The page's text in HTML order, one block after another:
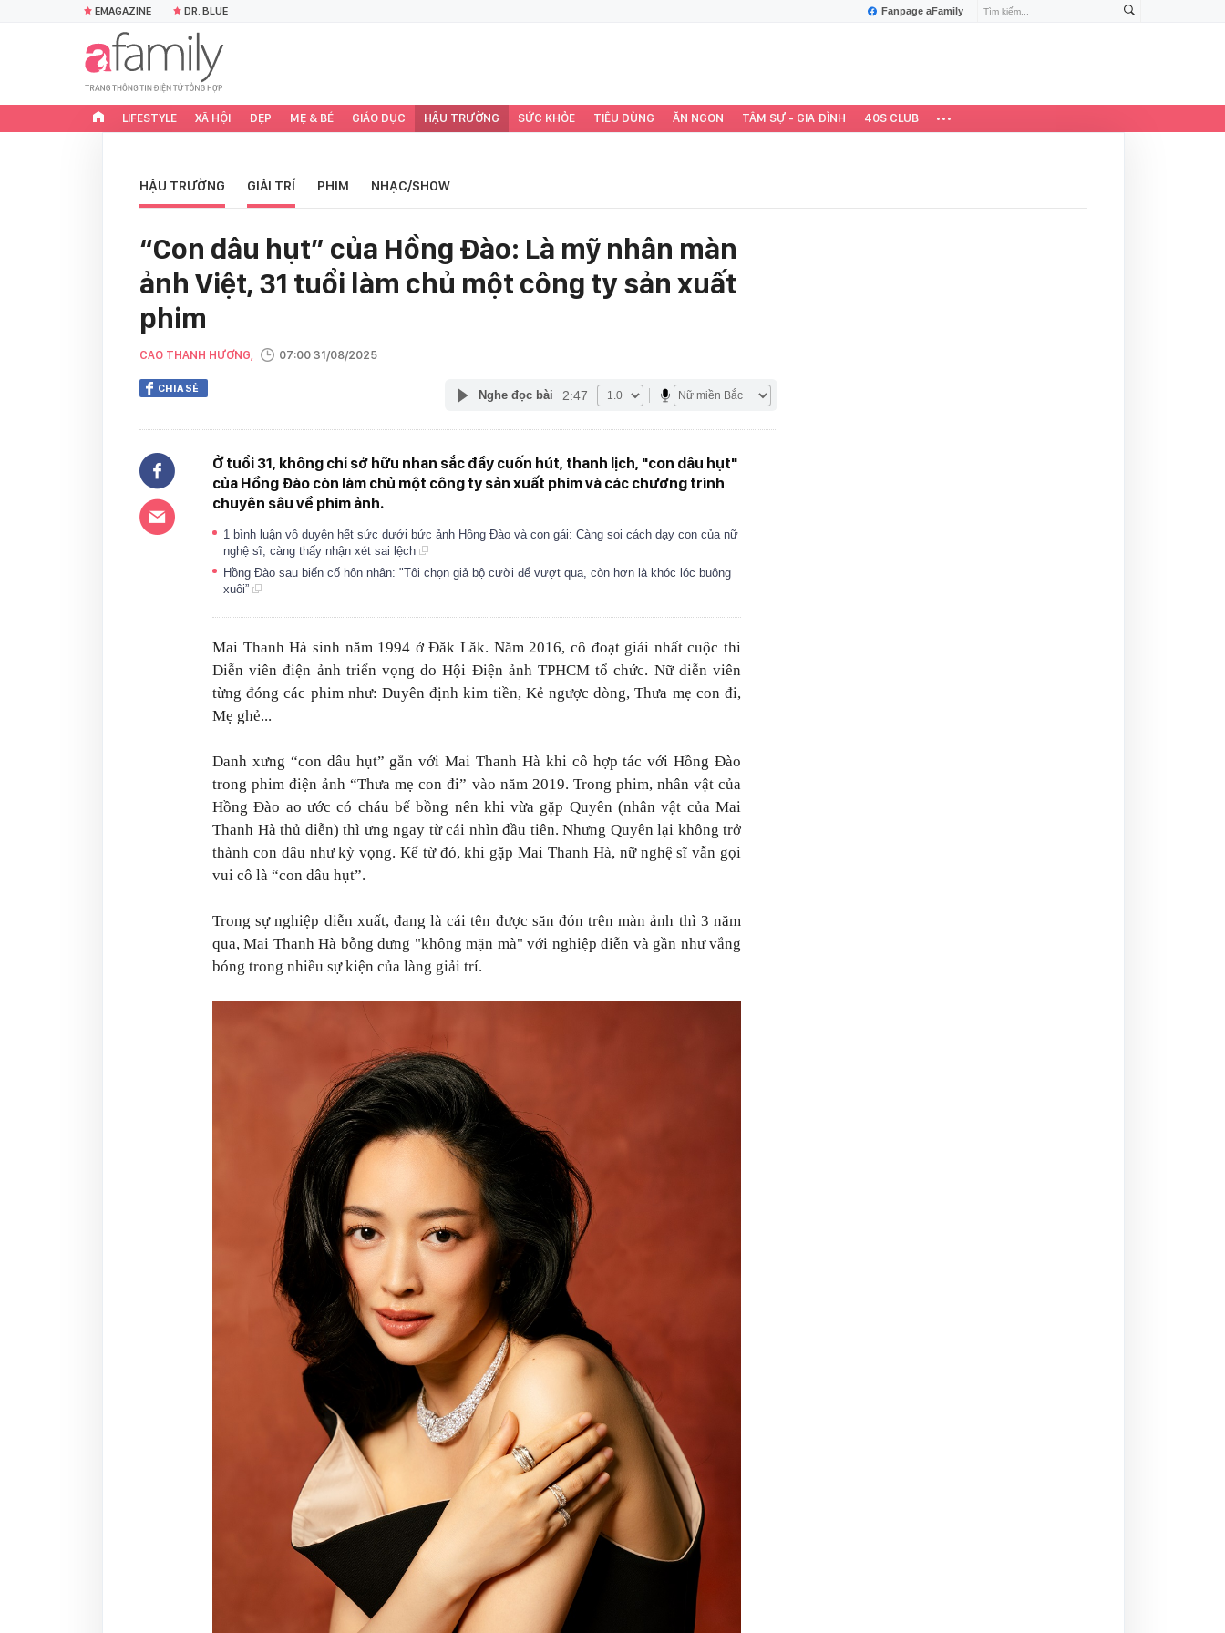
Fanpage aFamily
EMAGAZINE DR. BLUE
LIFESTYLE XÃ HỘI ĐẸP MẸ & BÉ GIÁO DỤC HẬU TRƯỜNG SỨC KHỎE TIÊU DÙNG ĂN NGON TÂM SỰ - GIA ĐÌNH 40S CLUB
HẬU TRƯỜNG GIẢI TRÍ PHIM NHẠC/SHOW
“Con dâu hụt” của Hồng Đào: Là mỹ nhân màn
ảnh Việt, 31 tuổi làm chủ một công ty sản xuất
phim
CAO THANH HƯƠNG, 07:00 31/08/2025
CHIA SẺ Nghe đọc bài 2:47
Ở tuổi 31, không chỉ sở hữu nhan sắc đầy cuốn hút, thanh lịch, "con dâu hụt"
của Hồng Đào còn làm chủ một công ty sản xuất phim và các chương trình
chuyên sâu về phim ảnh.
1 bình luận vô duyên hết sức dưới bức ảnh Hồng Đào và con gái: Càng soi cách dạy con của nữ
nghệ sĩ, càng thấy nhận xét sai lệch
Hồng Đào sau biến cố hôn nhân: "Tôi chọn giả bộ cười để vượt qua, còn hơn là khóc lóc buông
xuôi”
Mai Thanh Hà sinh năm 1994 ở Đăk Lăk. Năm 2016, cô đoạt giải nhất cuộc thi
Diễn viên điện ảnh triển vọng do Hội Điện ảnh TPHCM tổ chức. Nữ diễn viên
từng đóng các phim như: Duyên định kim tiền, Kẻ ngược dòng, Thưa mẹ con đi,
Mẹ ghẻ...
Danh xưng “con dâu hụt” gắn với Mai Thanh Hà khi cô hợp tác với Hồng Đào
trong phim điện ảnh “Thưa mẹ con đi” vào năm 2019. Trong phim, nhân vật của
Hồng Đào ao ước có cháu bế bồng nên khi vừa gặp Quyên (nhân vật của Mai
Thanh Hà thủ diễn) thì ưng ngay từ cái nhìn đầu tiên. Nhưng Quyên lại không trở
thành con dâu như kỳ vọng. Kể từ đó, khi gặp Mai Thanh Hà, nữ nghệ sĩ vẫn gọi
vui cô là “con dâu hụt”.
Trong sự nghiệp diễn xuất, đang là cái tên được săn đón trên màn ảnh thì 3 năm
qua, Mai Thanh Hà bỗng dưng "không mặn mà" với nghiệp diễn và gần như vắng
bóng trong nhiều sự kiện của làng giải trí.